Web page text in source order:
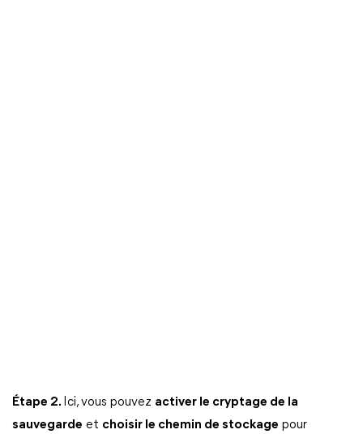
Étape 2. Ici, vous pouvez activer le cryptage de la
sauvegarde et choisir le chemin de stockage pour